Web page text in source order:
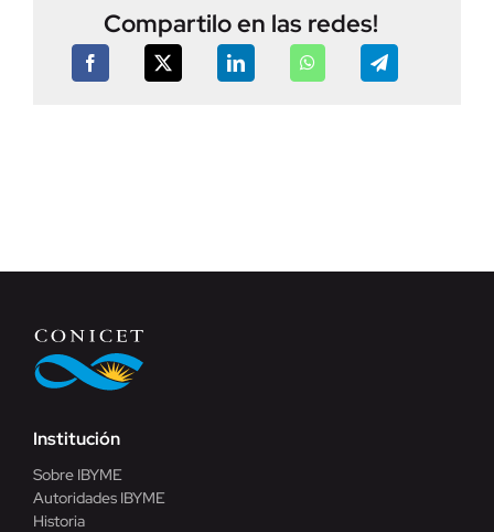
Compartilo en las redes!
Institución
Sobre IBYME
Autoridades IBYME
Historia